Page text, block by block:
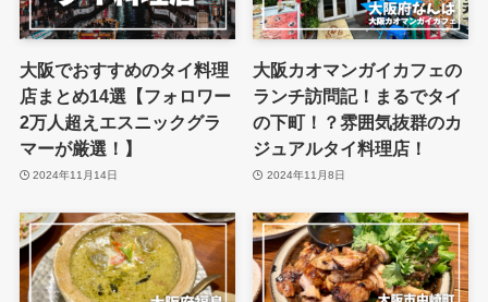
大阪でおすすめのタイ料理
店まとめ14選【フォロワー
2万人超えエスニックグラ
マーが厳選！】
2024年11月14日
大阪カオマンガイカフェの
ランチ訪問記！まるでタイ
の下町！？雰囲気抜群のカ
ジュアルタイ料理店！
2024年11月8日